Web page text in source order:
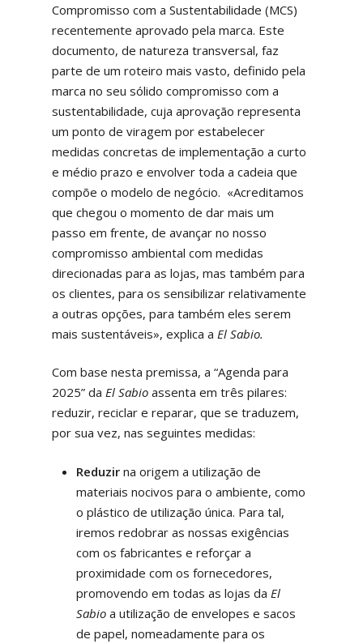
Compromisso com a Sustentabilidade (MCS)
recentemente aprovado pela marca. Este
documento, de natureza transversal, faz
parte de um roteiro mais vasto, definido pela
marca no seu sólido compromisso com a
sustentabilidade, cuja aprovação representa
um ponto de viragem por estabelecer
medidas concretas de implementação a curto
e médio prazo e envolver toda a cadeia que
compõe o modelo de negócio. «Acreditamos
que chegou o momento de dar mais um
passo em frente, de avançar no nosso
compromisso ambiental com medidas
direcionadas para as lojas, mas também para
os clientes, para os sensibilizar relativamente
a outras opções, para também eles serem
mais sustentáveis», explica a El Sabio.
Com base nesta premissa, a “Agenda para
2025” daEl Sabio assenta em três pilares:
reduzir, reciclar e reparar, que se traduzem,
por sua vez, nas seguintes medidas:
Reduzir na origem a utilização de
materiais nocivos para o ambiente, como
o plástico de utilização única. Para tal,
iremos redobrar as nossas exigências
com os fabricantes e reforçar a
proximidade com os fornecedores,
promovendo em todas as lojas da El
Sabio a utilização de envelopes e sacos
de papel, nomeadamente para os